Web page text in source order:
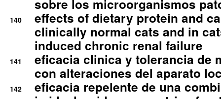
sobre los microorganismos
140
effects of dietary protein and
clinically normal cats and in
induced chronic renal failure
141
eficacia clinica y tolerancia de
con alteraciones del aparato
142
eficacia repelente de una